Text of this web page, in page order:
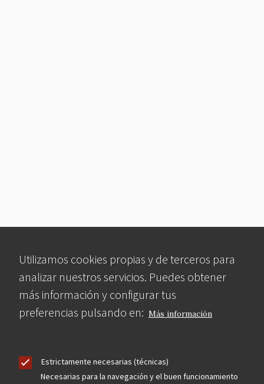
Utilizamos cookies propias y de terceros para
analizar nuestros servicios. Puedes obtener
más información y configurar tus
preferencias pulsando en: Más información
Estrictamente necesarias (técnicas)
Necesarias para la navegación y el buen funcionamiento